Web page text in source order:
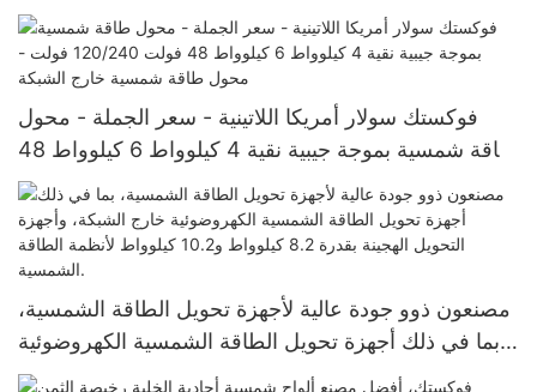
خارج الشبكة بجهد 120 فولت، ويخدم الإكوادور والبرازيل
وكولومبيا.
فوكستك سولار أمريكا اللاتينية - سعر الجملة - محول
طاقة شمسية بموجة جيبية نقية 4 كيلوواط 6 كيلوواط 48
فولت 120/240 فولت - محول طاقة شمسية خارج
الشبكة
مصنعون ذوو جودة عالية لأجهزة تحويل الطاقة الشمسية،
بما في ذلك أجهزة تحويل الطاقة الشمسية الكهروضوئية
خارج الشبكة، وأجهزة التحويل الهجينة بقدرة 8.2 كيلوواط